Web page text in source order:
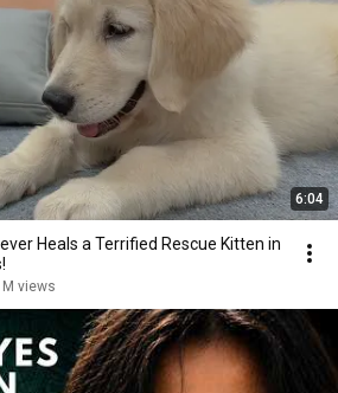
6:04
Heals a Terrified Rescue Kitten in
views